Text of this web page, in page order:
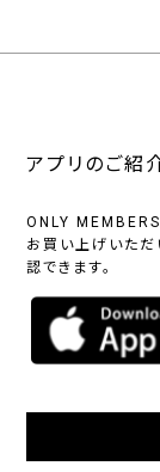
アプリのご紹
ONLY MEMBERS
お買い上げいただ
認できます。